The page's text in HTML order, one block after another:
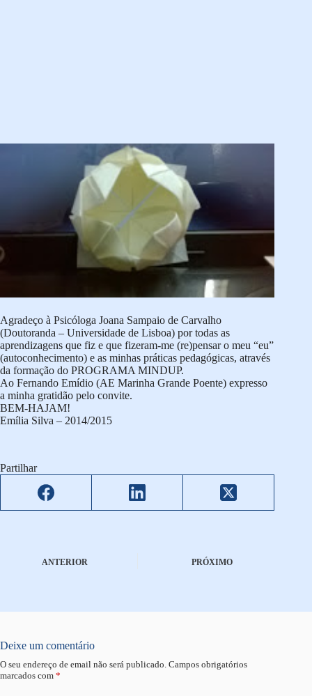
Agradeço à Psicóloga Joana Sampaio de Carvalho
(Doutoranda – Universidade de Lisboa) por todas as
aprendizagens que fiz e que fizeram-me (re)pensar o meu “eu”
(autoconhecimento) e as minhas práticas pedagógicas, através
da formação do PROGRAMA MINDUP.
Ao Fernando Emídio (AE Marinha Grande Poente) expresso
a minha gratidão pelo convite.
BEM-HAJAM!
Emília Silva – 2014/2015
Partilhar
ANTERIOR PRÓXIMO
Deixe um comentário
O seu endereço de email não será publicado. Campos obrigatórios
marcados com *